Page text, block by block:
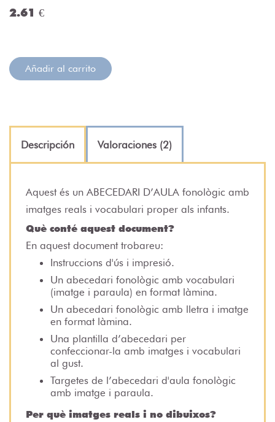
2.61 €
Añadir al carrito
Descripción Valoraciones (2)
Aquest és un ABECEDARI D’AULA fonològic amb
imatges reals i vocabulari proper als infants.
Què conté aquest document?
En aquest document trobareu:
Instruccions d'ús i impresió.
Un abecedari fonològic amb vocabulari
(imatge i paraula) en format làmina.
Un abecedari fonològic amb lletra i imatge
en format làmina.
Una plantilla d’abecedari per
confeccionar-la amb imatges i vocabulari
al gust.
Targetes de l’abecedari d'aula fonològic
amb imatge i paraula.
Per què imatges reals i no dibuixos?